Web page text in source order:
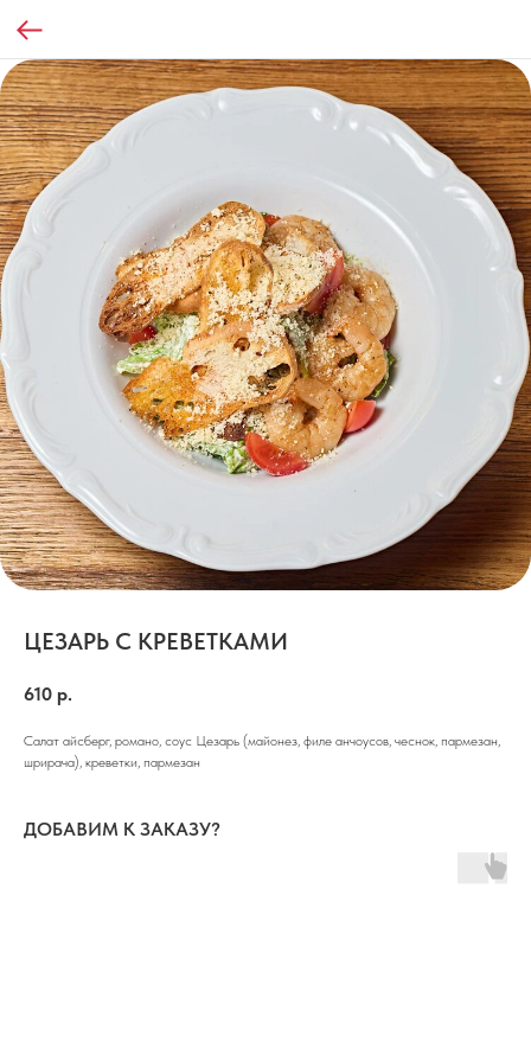
ЦЕЗАРЬ С КРЕВЕТКАМИ
610 р.
Салат айсберг, романо, соус Цезарь (майонез, филе анчоусов, чеснок, пармезан,
шрирача), креветки, пармезан
ДОБАВИМ К ЗАКАЗУ?